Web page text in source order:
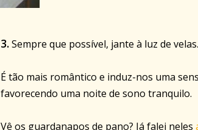
3. Sempre que possível, jante à luz de velas.
É tão mais romântico e induz-nos uma
favorecendo uma noite de sono tranquilo.
Vê os guardanapos de pano? Já falei neles